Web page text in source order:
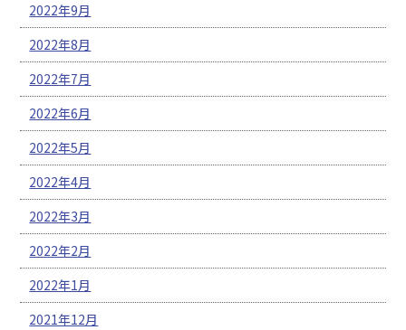
2022年9月
2022年8月
2022年7月
2022年6月
2022年5月
2022年4月
2022年3月
2022年2月
2022年1月
2021年12月